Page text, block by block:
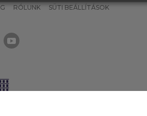
RÓLUNK SÜTI BEÁLLÍTÁSOK